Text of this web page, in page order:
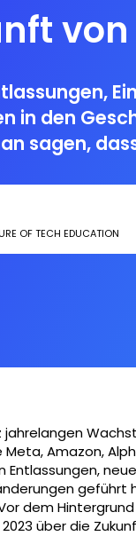
von
in den
sagen,
OF TECH EDUCATION
jahrelangen
Meta, Amazon,
Entlassungen,
geführt
dem
über die